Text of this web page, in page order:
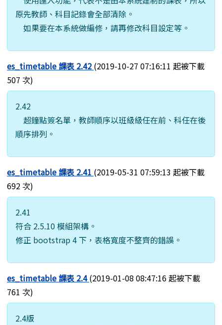
原先教師、科目記錄會全部清除。
如果要在本系統做編修，請再修改科目設定等。
es_timetable 課表 2.42 (2019-10-27 07:16:11 起被下載
507 次)
2.42
超鐘點簽名單，教師順序以班級級任在前、科任在後
順序排列。
es_timetable 課表 2.41 (2019-05-31 07:59:13 起被下載
692 次)
2.41
符合 2.5.10 模組架構。
修正 bootstrap 4 下，表格寬度不整齊的錯誤。
es_timetable 課表 2.4(2019-01-08 08:47:16 起被下載
761 次)
2.4版